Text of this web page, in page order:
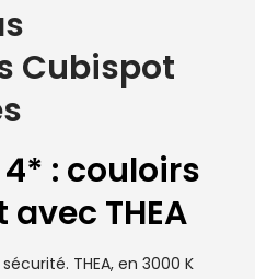
Cubispot
: couloirs
THEA
THEA, en 3000 K